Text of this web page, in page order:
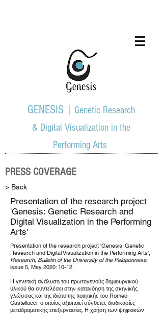
GENESIS | Genetic Research
& Digital Visualization in the
Performing Arts
PRESS COVERAGE
> Back
Presentation of the research project
'Genesis: Genetic Research and
Digital Visualization in the Performing
Arts'
Presentation of the research project 'Genesis: Genetic
Research and Digital Visualization in the Performing Arts',
Research, Bulletin of the University of the Peloponnese,
issue 5, May 2020: 10-12.
Η γενετική ανάλυση του πρωτογενούς δημιουργικού
υλικού θα συντελέσει στην κατανόηση της σκηνικής
γλώσσας και της ιδιότυπης ποιητικής του Romeo
Castellucci, ο οποίος αξιοποιεί σύνθετες διαδικασίες
μεταδραματικής επεξεργασίας. H χρήση των ψηφιακών